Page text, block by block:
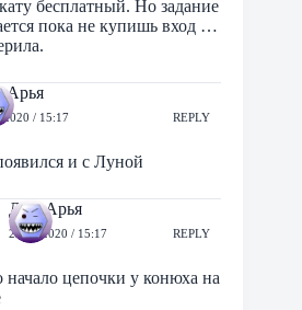
бесплатный. Но задание
пока не купишь вход …
2020 / 15:17 REPLY
и с Луной
ДартАрья
27/09/2020 / 15:17 REPLY
начало цепочки у конюха на